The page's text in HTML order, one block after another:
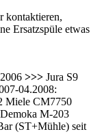
kontaktieren,
Ersatzspüle etwas
>>> Jura S9
04.2008:
Miele CM7750
M-203
(ST+Mühle) seit